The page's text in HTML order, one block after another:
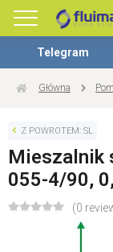
Telegram
Główna
Z POWROTEM: SL
Mieszalnik
055-4/90,
(0